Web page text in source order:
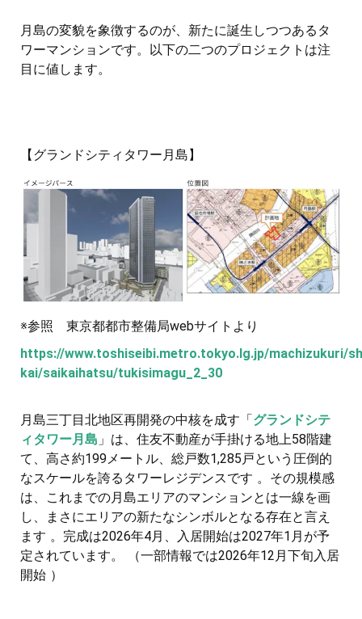
月島の変貌を象徴するのが、新たに誕生しつつあるタ
ワーマンションです。以下の二つのプロジェクトは注
目に値します。
【グランドシティタワー月島】
※参照 東京都都市整備局webサイトより
https://www.toshiseibi.metro.tokyo.lg.jp/machizukuri/
kai/saikaihatsu/tukisimagu_2_30
月島三丁目北地区再開発の中核を成す「グランドシテ
ィタワー月島 」は、住友不動産が手掛ける地上58階建
て、高さ約199メートル、総戸数1,285戸という圧倒的
なスケールを誇るタワーレジデンスです 。その規模感
は、これまでの月島エリアのマンションとは一線を画
し、まさにエリアの新たなシンボルとなる存在と言え
ます 。完成は2026年4月、入居開始は2027年1月が予
定されています。 （一部情報では2026年12月下旬入居
開始 ）